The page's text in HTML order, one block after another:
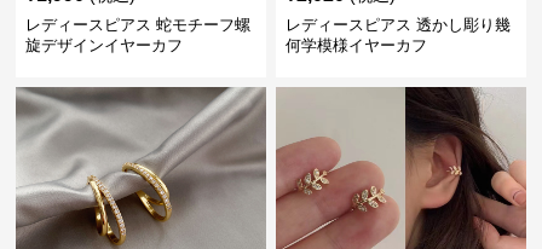
レディースピアス 蛇モチーフ螺
旋デザインイヤーカフ
レディースピアス 透かし彫り幾
何学模様イヤーカフ